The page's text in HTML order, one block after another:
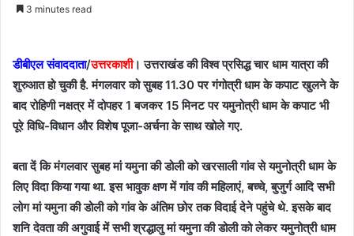
3 minutes read
डीबीएल संवाददाता/उत्तरकाशी। उत्तराखंड की विश्व प्रसिद्ध चार धाम यात्रा की
शुरुआत हो चुकी है. मंगलवार को सुबह 11.30 पर गंगोत्री धाम के कपाट खुलने के
बाद रोहिणी नक्षत्र में दोपहर 1 बजकर 15 मिनट पर यमुनोत्री धाम के कपाट भी
पूरे विधि-विधान और विशेष पूजा-अर्चना के साथ खोले गए.
बता दें कि मंगलवार सुबह मां यमुना की डोली को खरसाली गांव से यमुनोत्री धाम के
लिए विदा किया गया था. इस भावुक क्षण में गांव की महिलाएं, बच्चे, बुजुर्ग आदि सभी
लोग मां यमुना की डोली को गांव के अंतिम छोर तक विदाई देने पहुंचे थे. इसके बाद
शनि देवता की अगुवाई में सभी श्रद्धालु मां यमुना की डोली को लेकर यमुनोत्री धाम